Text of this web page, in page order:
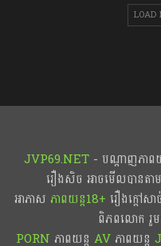
LOAD
JVP69.NET - បណ្ដាញភាព
រឿងសិច អាចមើលបានតា
អាភាស ភាពយន្ត18+​​ រឿងក្ដៅស
ពិភពលោក រួម
PORN ភាពយន្ត AVភាពយន្ត